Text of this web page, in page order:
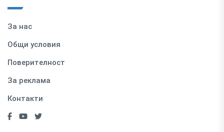
За нас
Общи условия
Поверителност
За реклама
Контакти